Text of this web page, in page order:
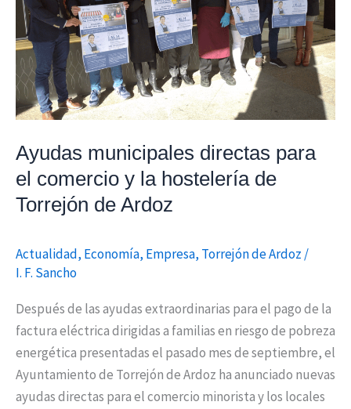
Ayudas municipales directas para
el comercio y la hostelería de
Torrejón de Ardoz
Actualidad, Economía, Empresa, Torrejón de Ardoz /
I. F. Sancho
Después de las ayudas extraordinarias para el pago de la
factura eléctrica dirigidas a familias en riesgo de pobreza
energética presentadas el pasado mes de septiembre, el
Ayuntamiento de Torrejón de Ardoz ha anunciado nuevas
ayudas directas para el comercio minorista y los locales
comercio
y
la
hostelería
de
de
Ardoz